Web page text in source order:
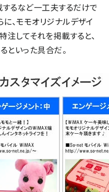
るなど一工夫するだけで
、モモオリジナルデザイ
してそれを掲載すると、
といった具合だ。